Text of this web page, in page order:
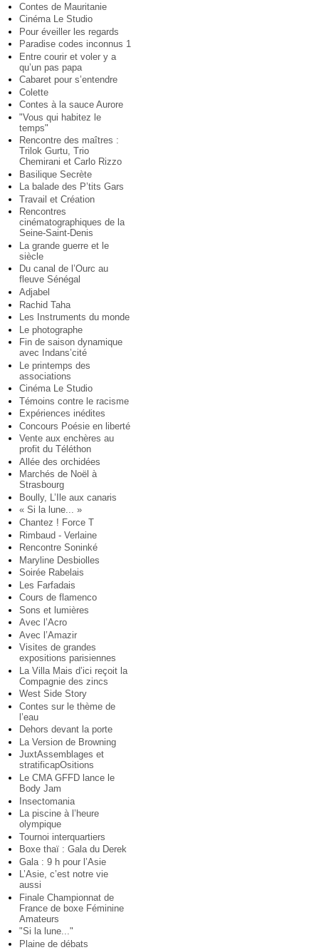
Contes de Mauritanie
Cinéma Le Studio
Pour éveiller les regards
Paradise codes inconnus 1
Entre courir et voler y a
qu’un pas papa
Cabaret pour s’entendre
Colette
Contes à la sauce Aurore
"Vous qui habitez le
temps"
Rencontre des maîtres :
Trilok Gurtu, Trio
Chemirani et Carlo Rizzo
Basilique Secrète
La balade des P’tits Gars
Travail et Création
Rencontres
cinématographiques de la
Seine-Saint-Denis
La grande guerre et le
siècle
Du canal de l’Ourc au
fleuve Sénégal
Adjabel
Rachid Taha
Les Instruments du monde
Le photographe
Fin de saison dynamique
avec Indans’cité
Le printemps des
associations
Cinéma Le Studio
Témoins contre le racisme
Expériences inédites
Concours Poésie en liberté
Vente aux enchères au
profit du Téléthon
Allée des orchidées
Marchés de Noël à
Strasbourg
Boully, L’Ile aux canaris
« Si la lune... »
Chantez ! Force T
Rimbaud - Verlaine
Rencontre Soninké
Maryline Desbiolles
Soirée Rabelais
Les Farfadais
Cours de flamenco
Sons et lumières
Avec l’Acro
Avec l’Amazir
Visites de grandes
expositions parisiennes
La Villa Mais d’ici reçoit la
Compagnie des zincs
West Side Story
Contes sur le thème de
l’eau
Dehors devant la porte
La Version de Browning
JuxtAssemblages et
stratificapOsitions
Le CMA GFFD lance le
Body Jam
Insectomania
La piscine à l’heure
olympique
Tournoi interquartiers
Boxe thaï : Gala du Derek
Gala : 9 h pour l’Asie
L’Asie, c’est notre vie
aussi
Finale Championnat de
France de boxe Féminine
Amateurs
"Si la lune..."
Plaine de débats